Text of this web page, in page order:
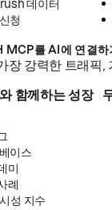
데이터
청
MCP를 AI에 연결하
장 강력한 트래픽,
함께하는 성장
이스
미
례
성 지수